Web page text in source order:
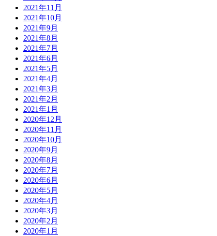
2021年11月
2021年10月
2021年9月
2021年8月
2021年7月
2021年6月
2021年5月
2021年4月
2021年3月
2021年2月
2021年1月
2020年12月
2020年11月
2020年10月
2020年9月
2020年8月
2020年7月
2020年6月
2020年5月
2020年4月
2020年3月
2020年2月
2020年1月